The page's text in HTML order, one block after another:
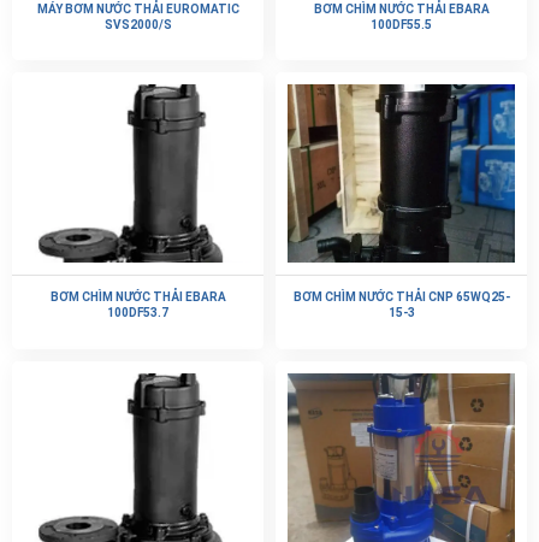
MÁY BƠM NƯỚC THẢI EUROMATIC
SVS2000/S
BƠM CHÌM NƯỚC THẢI EBARA
100DF55.5
BƠM CHÌM NƯỚC THẢI EBARA
100DF53.7
BƠM CHÌM NƯỚC THẢI CNP 65WQ25-
15-3